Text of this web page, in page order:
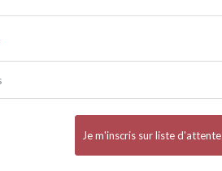
Je m'inscris sur liste d'attente